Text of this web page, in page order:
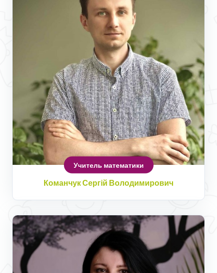
Учитель математики
Команчук Сергій Володимирович